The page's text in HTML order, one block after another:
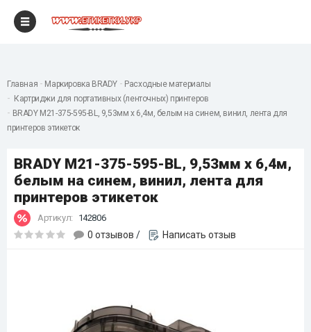
Главная Маркировка BRADY
Расходные материалы
Картриджи для портативных (ленточных) принтеров
BRADY M21-375-595-BL, 9,53мм х 6,4м, белым на синем, винил, лента для
принтеров этикеток
BRADY M21-375-595-BL, 9,53мм х 6,4м,
белым на синем, винил, лента для
принтеров этикеток
Артикул: 142806
0 отзывов / Написать отзыв